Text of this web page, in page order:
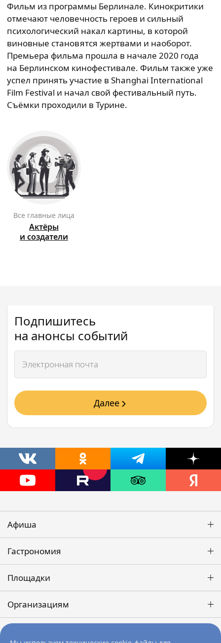
Фильм из программы Берлинале. Кинокритики
отмечают человечность героев и сильный
психологический накал картины, в которой
виновные становятся жертвами и наоборот.
Премьера фильма прошла в начале 2020 года
на Берлинском кинофестивале. Фильм также уже
успел принять участие в Shanghai International
Film Festival и начал свой фестивальный путь.
Съёмки проходили в Турине.
Все главные лица
Актёры
и создатели
Подпишитесь
на анонсы событий
Далее
Афиша
Гастрономия
Площадки
Организациям